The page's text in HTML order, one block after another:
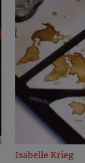
Isabelle Krieg